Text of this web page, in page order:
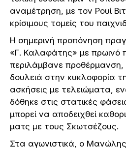
αναμέτρηση, με τον Ρουί
κρίσιμους τομείς του
Η σημερινή προπόνηση
«Γ. Καλαφάτης» με πρωινό
περιλάμβανε προθέρμανση,
δουλειά στην κυκλοφορία
ασκήσεις με τελειώματα,
δόθηκε στις στατικές
μπορεί να αποδειχθεί
ματς με τους Σκωτσέζους.
Στα αγωνιστικά, ο